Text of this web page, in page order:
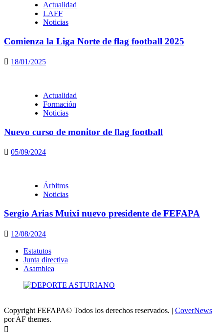
Actualidad
LAFF
Noticias
Comienza la Liga Norte de flag football 2025
18/01/2025
Actualidad
Formación
Noticias
Nuevo curso de monitor de flag football
05/09/2024
Árbitros
Noticias
Sergio Arias Muixi nuevo presidente de FEFAPA
12/08/2024
Estatutos
Junta directiva
Asamblea
Copyright FEFAPA© Todos los derechos reservados. | CoverNews
por AF themes.